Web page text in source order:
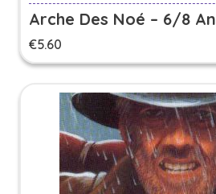
Arche Des Noé – 6/8
€5.60